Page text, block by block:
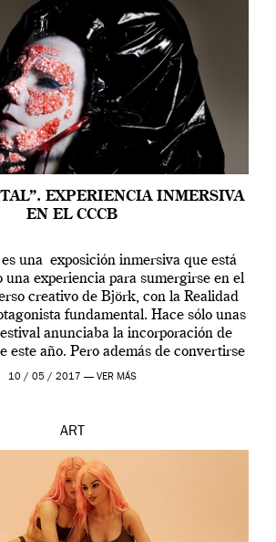
EXPERIENCIA INMERSIVA
EN EL CCCB
una exposición inmersiva que está
una experiencia para sumergirse en el
creativo de Björk, con la Realidad
fundamental. Hace sólo unas
anunciaba la incorporación de
este año. Pero además de convertirse
actuaciones más relevantes […]
10 / 05 / 2017 — VER MÁS
ART